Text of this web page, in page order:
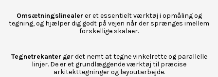
Omsætningslinealer er et essentielt værktøj i opmåling og
tegning, og hjælper dig godt på vejen når der sprænges imellem
forskellige skalaer.
Tegnetrekanter gør det nemt at tegne vinkelrette og parallelle
linjer. De er et grundlæggende værktøj til præcise
arkitekttegninger og layoutarbejde.